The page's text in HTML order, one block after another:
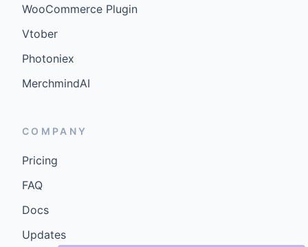
WooCommerce Plugin
Vtober
Photoniex
MerchmindAI
COMPANY
Pricing
FAQ
Docs
Updates